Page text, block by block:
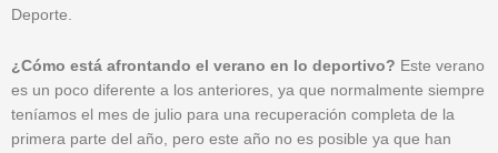
Deporte.
¿Cómo está afrontando el verano en lo deportivo? Este verano
es un poco diferente a los anteriores, ya que normalmente siempre
teníamos el mes de julio para una recuperación completa de la
primera parte del año, pero este año no es posible ya que han